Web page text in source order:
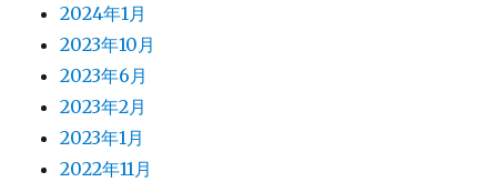
2024年1月
2023年10月
2023年6月
2023年2月
2023年1月
2022年11月